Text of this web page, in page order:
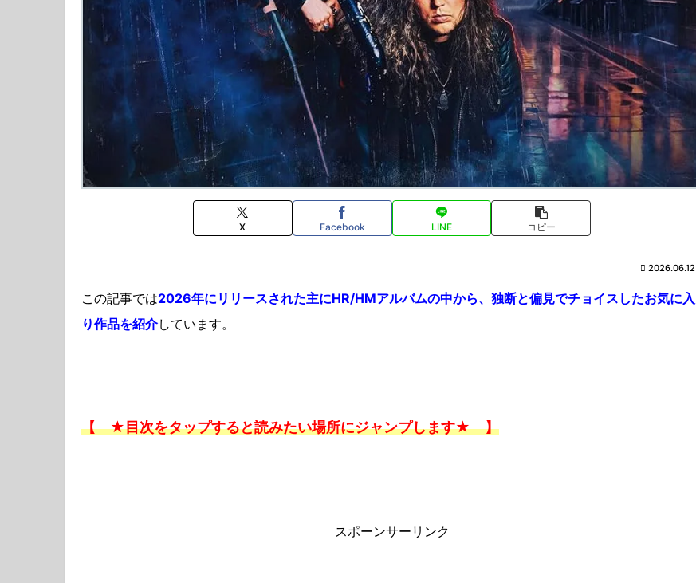
X Facebook LINE コピー
2026.06.12
この記事では2026年にリリースされた主にHR/HMアルバムの中から、独断と偏見でチョイスしたお気に入
り作品を紹介しています。
【 ★目次をタップすると読みたい場所にジャンプします★ 】
スポーンサーリンク